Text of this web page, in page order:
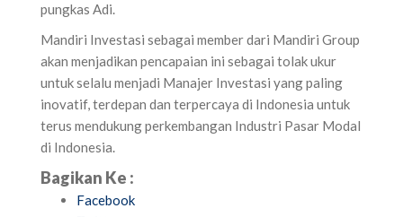
pungkas Adi.
Mandiri Investasi sebagai member dari Mandiri Group
akan menjadikan pencapaian ini sebagai tolak ukur
untuk selalu menjadi Manajer Investasi yang paling
inovatif, terdepan dan terpercaya di Indonesia untuk
terus mendukung perkembangan Industri Pasar Modal
di Indonesia.
Bagikan Ke :
Facebook